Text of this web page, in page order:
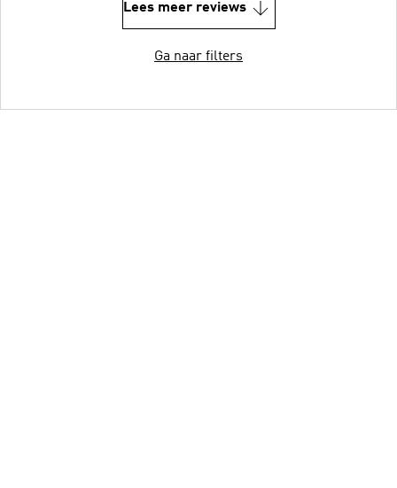
Lees meer reviews
Ga naar filters